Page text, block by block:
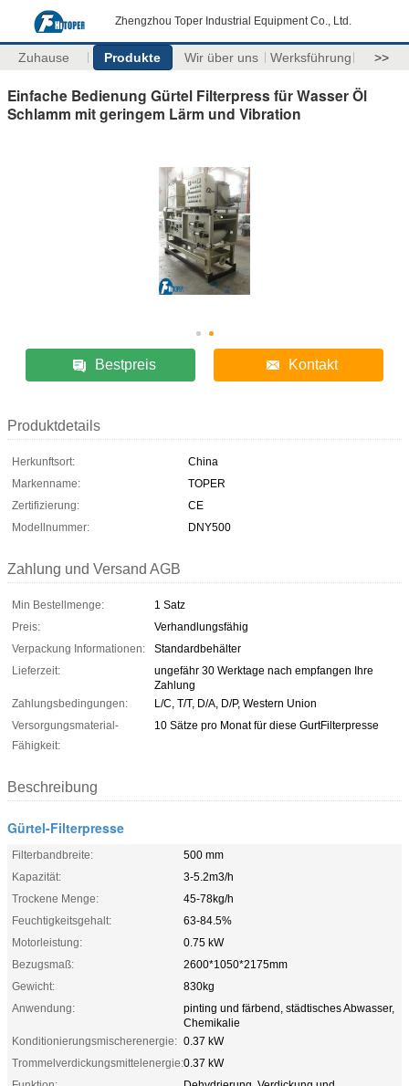
Zhengzhou Toper Industrial Equipment Co., Ltd.
Zuhause Produkte Wir über uns Werksführung >>
Einfache Bedienung Gürtel Filterpress für Wasser Öl
Schlamm mit geringem Lärm und Vibration
Bestpreis Kontakt
Produktdetails
Herkunftsort:
China
Markenname:
TOPER
Zertifizierung:
CE
Modellnummer:
DNY500
Zahlung und Versand AGB
Min Bestellmenge:
1 Satz
Preis:
Verhandlungsfähig
Verpackung Informationen:
Standardbehälter
Lieferzeit:
ungefähr 30 Werktage nach empfangen Ihre
Zahlung
Zahlungsbedingungen:
L/C, T/T, D/A, D/P, Western Union
Versorgungsmaterial-
Fähigkeit:
10 Sätze pro Monat für diese GurtFilterpresse
Beschreibung
Gürtel-Filterpresse
Filterbandbreite:
500 mm
Kapazität:
3-5.2m3/h
Trockene Menge:
45-78kg/h
Feuchtigkeitsgehalt:
63-84.5%
Motorleistung:
0.75 kW
Bezugsmaß:
2600*1050*2175mm
Gewicht:
830kg
Anwendung:
pinting und färbend, städtisches Abwasser,
Chemikalie
Konditionierungsmischerenergie: 0.37 kW
Trommelverdickungsmittelenergie:0.37 kW